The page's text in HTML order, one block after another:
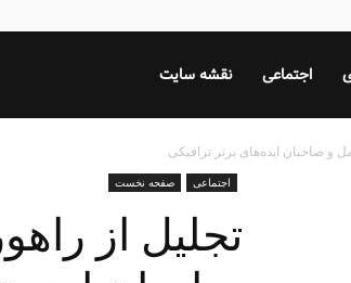
نقشه سایت اجتماعی
و صاحبان ایده‌های برتر ترافیکی
اجتماعی صفحه نخست
تجلیل از